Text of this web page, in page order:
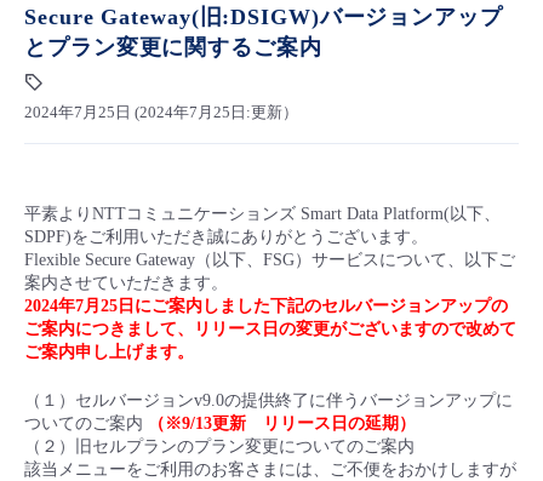
クラウド/サーバー
モニタリング/監査
サポート
すべてのメニューを見る
データ利活用
IoT
モニタリング/監査
管理機能
料金情報
クラウド/サーバー
ネットワーク
モニタリング/監査
- 管理機能
■ セットアップガイド
- 初期設定・確認
- バックアップ
- セキュリティ・監査
- データと分析
- IoT
故障/メンテナンス情報
サービス稼働状況
メンテナンス予定
パートナー
販売パートナー向けプログラム
トレーニング/操作動画
Secure Gateway(旧:DSIGW)バージョンアップ
とプラン変更に関するご案内
2024年7月25日 (2024年7月25日:更新）
平素よりNTTコミュニケーションズ Smart Data Platform(以下、
SDPF)をご利用いただき誠にありがとうございます。
Flexible Secure Gateway（以下、FSG）サービスについて、以下ご
案内させていただきます。
2024年7月25日にご案内しました下記のセルバージョンアップの
ご案内につきまして、リリース日の変更がございますので改めて
ご案内申し上げます。
（１）セルバージョンv9.0の提供終了に伴うバージョンアップに
ついてのご案内
（※9/13更新 リリース日の延期）
（２）旧セルプランのプラン変更についてのご案内
該当メニューをご利用のお客さまには、ご不便をおかけしますが